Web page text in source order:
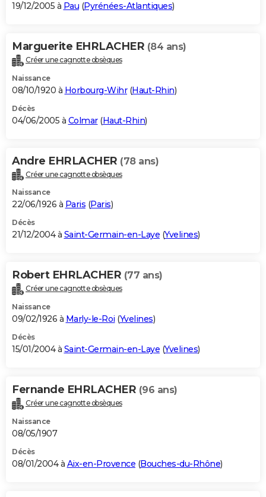
19/12/2005 à Pau (Pyrénées-Atlantiques)
Marguerite EHRLACHER (84 ans)
Créer une cagnotte obsèques
Naissance
08/10/1920 à Horbourg-Wihr(Haut-Rhin)
Décès
04/06/2005 à Colmar(Haut-Rhin)
Andre EHRLACHER (78 ans)
Créer une cagnotte obsèques
Naissance
22/06/1926 à Paris (Paris)
Décès
21/12/2004 à Saint-Germain-en-Laye (Yvelines)
Robert EHRLACHER (77 ans)
Créer une cagnotte obsèques
Naissance
09/02/1926 à Marly-le-Roi (Yvelines)
Décès
15/01/2004 à Saint-Germain-en-Laye (Yvelines)
Fernande EHRLACHER (96 ans)
Créer une cagnotte obsèques
Naissance
08/05/1907
Décès
08/01/2004 à Aix-en-Provence (Bouches-du-Rhône)